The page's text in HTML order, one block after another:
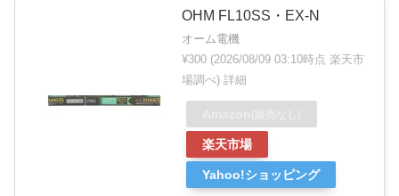
OHM FL10SS・EX-N
オーム電機
¥300 (2026/08/09 03:10時点 楽天市
場調べ) 詳細
楽天市場
Yahoo!ショッピング